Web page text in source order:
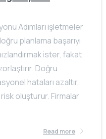
Adımları işletmeler
planlama başarıyı
ister, fakat
Doğru
hataları azaltır,
oluşturur. Firmalar
Read more